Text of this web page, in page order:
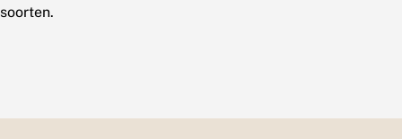
soorten.